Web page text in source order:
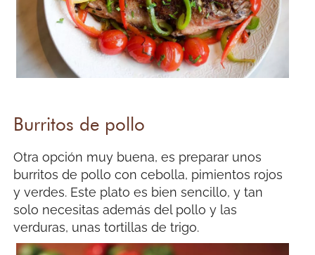
Burritos de pollo
Otra opción muy buena, es preparar unos
burritos de pollo con cebolla, pimientos rojos
y verdes. Este plato es bien sencillo, y tan
solo necesitas además del pollo y las
verduras, unas tortillas de trigo.